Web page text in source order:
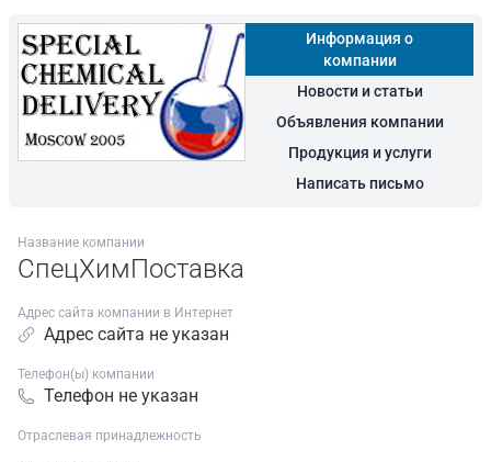
Информация о
компании
Новости и статьи
Объявления компании
Продукция и услуги
Написать письмо
Название компании
СпецХимПоставка
Адрес сайта компании в Интернет
Адрес сайта не указан
Телефон(ы) компании
Телефон не указан
Отраслевая принадлежность